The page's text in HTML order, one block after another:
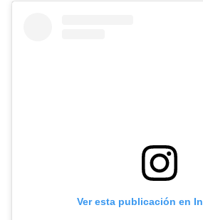
Ver esta publicación en